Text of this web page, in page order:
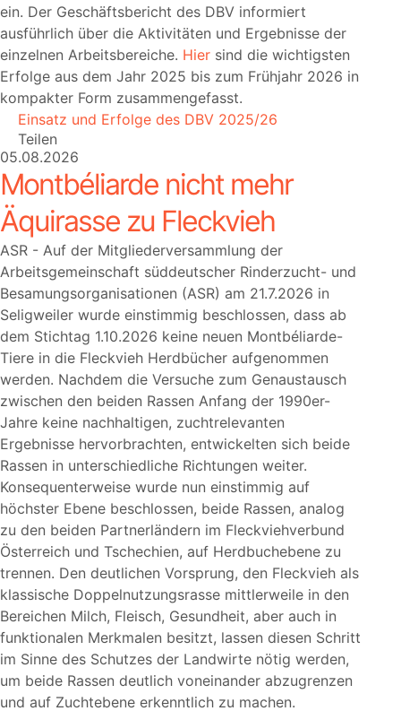
ein. Der Geschäftsbericht des DBV informiert
ausführlich über die Aktivitäten und Ergebnisse der
einzelnen Arbeitsbereiche. Hier sind die wichtigsten
Erfolge aus dem Jahr 2025 bis zum Frühjahr 2026 in
kompakter Form zusammengefasst.
Einsatz und Erfolge des DBV 2025/26
Teilen
05.08.2026
Montbéliarde nicht mehr
Äquirasse zu Fleckvieh
ASR - Auf der Mitgliederversammlung der
Arbeitsgemeinschaft süddeutscher Rinderzucht- und
Besamungsorganisationen (ASR) am 21.7.2026 in
Seligweiler wurde einstimmig beschlossen, dass ab
dem Stichtag 1.10.2026 keine neuen Montbéliarde-
Tiere in die Fleckvieh Herdbücher aufgenommen
werden. Nachdem die Versuche zum Genaustausch
zwischen den beiden Rassen Anfang der 1990er-
Jahre keine nachhaltigen, zuchtrelevanten
Ergebnisse hervorbrachten, entwickelten sich beide
Rassen in unterschiedliche Richtungen weiter.
Konsequenterweise wurde nun einstimmig auf
höchster Ebene beschlossen, beide Rassen, analog
zu den beiden Partnerländern im Fleckviehverbund
Österreich und Tschechien, auf Herdbuchebene zu
trennen. Den deutlichen Vorsprung, den Fleckvieh als
klassische Doppelnutzungsrasse mittlerweile in den
Bereichen Milch, Fleisch, Gesundheit, aber auch in
funktionalen Merkmalen besitzt, lassen diesen Schritt
im Sinne des Schutzes der Landwirte nötig werden,
um beide Rassen deutlich voneinander abzugrenzen
und auf Zuchtebene erkenntlich zu machen.